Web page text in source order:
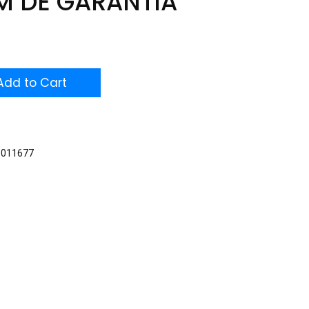
to Cart